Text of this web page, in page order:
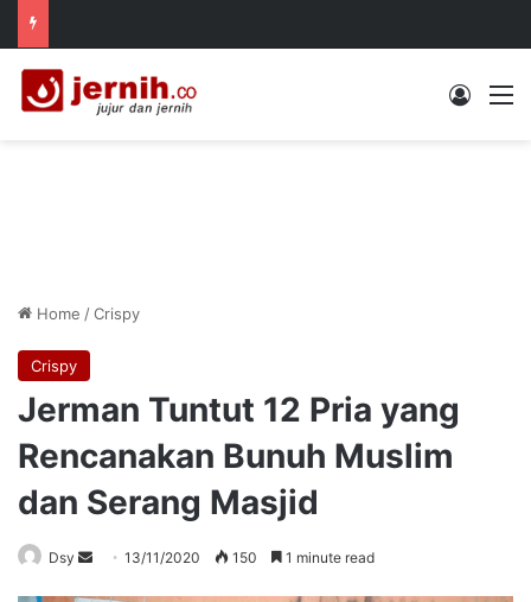
Log In
Home /Crispy
Crispy
Jerman Tuntut 12 Pria yang
Rencanakan Bunuh Muslim
dan Serang Masjid
Dsy
Send13/11/2020 150 1 minute read